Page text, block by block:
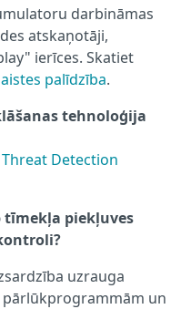
darbināmas
atskaņotāji,
ierīces. Skatiet
palīdzība.
tehnoloģija
Detection
tīmekļa piekļuves
uzrauga
un